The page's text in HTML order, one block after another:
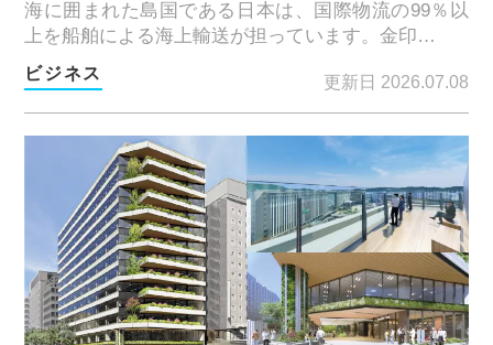
海に囲まれた島国である日本は、国際物流の99％以
上を船舶による海上輸送が担っています。金印…
ビジネス 更新日 2026.07.08